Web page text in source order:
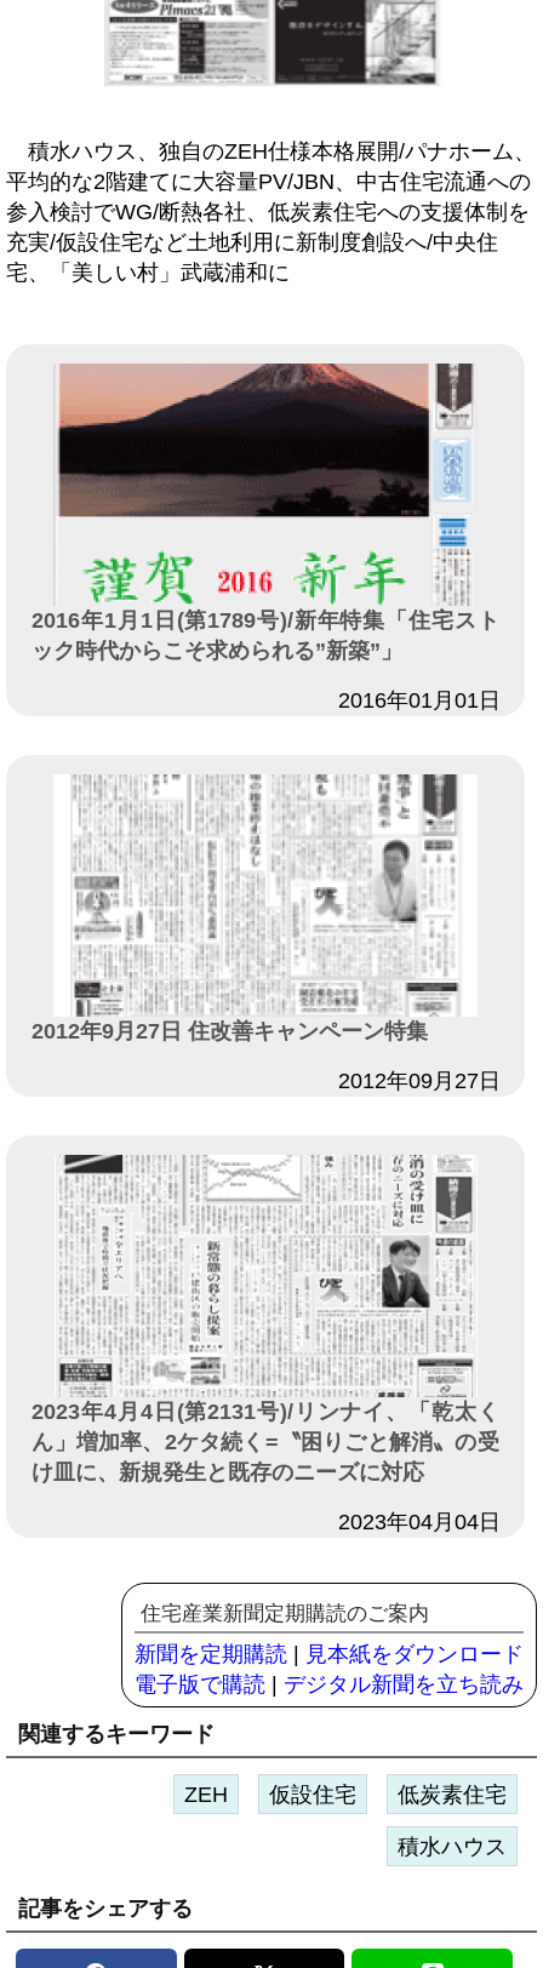
積水ハウス、独自のZEH仕様本格展開/パナホーム、
平均的な2階建てに大容量PV/JBN、中古住宅流通への
参入検討でWG/断熱各社、低炭素住宅への支援体制を
充実/仮設住宅など土地利用に新制度創設へ/中央住
宅、「美しい村」武蔵浦和に
2016年1月1日(第1789号)/新年特集「住宅スト
ック時代からこそ求められる”新築”」
2016年01月01日
2012年9月27日 住改善キャンペーン特集
2012年09月27日
2023年4月4日(第2131号)/リンナイ、「乾太く
ん」増加率、2ケタ続く=〝困りごと解消〟の受
け皿に、新規発生と既存のニーズに対応
2023年04月04日
住宅産業新聞定期購読のご案内
新聞を定期購読 | 見本紙をダウンロード
電子版で購読 | デジタル新聞を立ち読み
関連するキーワード
ZEH 仮設住宅 低炭素住宅
積水ハウス
記事をシェアする